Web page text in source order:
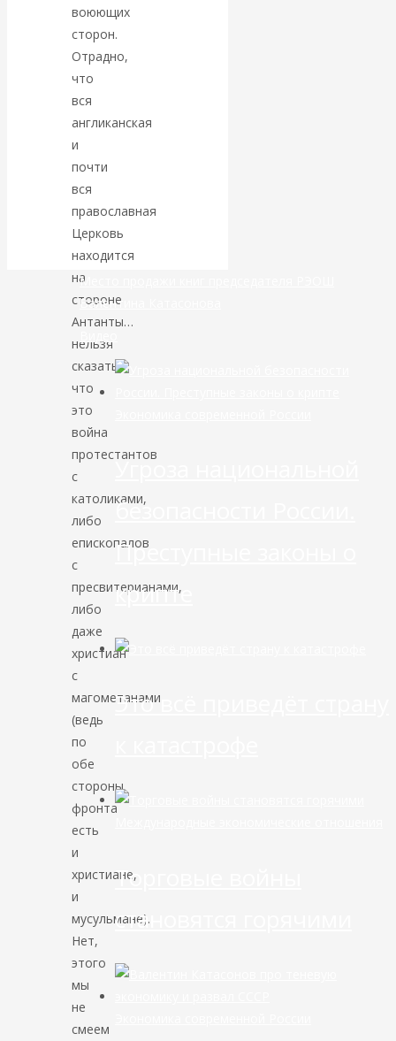
Катасонов
считает, что
кризис в
банковской
сфере России
уже начался
воюющих
сторон.
Отрадно,
что
вся
англиканская
и
почти
вся
православная
Церковь
находится
на
стороне
Антанты…
нельзя
сказать,
что
это
война
протестантов
с
католиками,
либо
епископалов
с
пресвитерианами,
либо
даже
христиан
с
магометанами
(ведь
по
обе
стороны
фронта
есть
и
христиане,
и
мусульмане).
Нет,
этого
мы
не
смеем
Место продажи книг председателя РЭОШ
Валентина Катасонова
Угроза национальной
безопасности России.
Преступные законы о
крипте
Это всё приведёт страну
Торговые войны
становятся горячими